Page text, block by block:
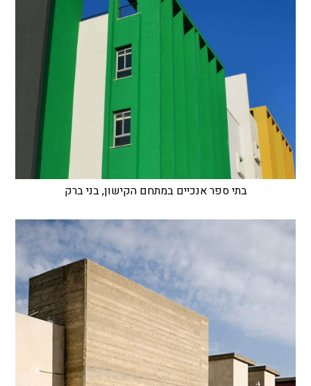
בתי ספר אנכיים במתחם הקישון, בני ברק